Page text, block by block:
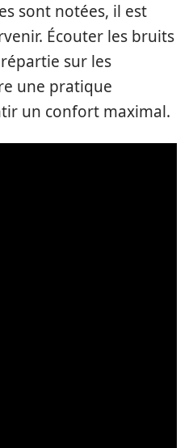
sont notées, il est
Écouter les bruits
sur les
une pratique
un confort maximal.